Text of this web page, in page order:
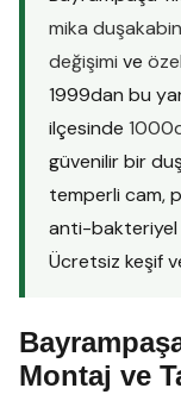
mika
değişimi ve
1999dan bu
ilçesinde
güvenilir bir
temperli cam,
anti-bakteriyel
Ücretsiz keşif
Montaj ve